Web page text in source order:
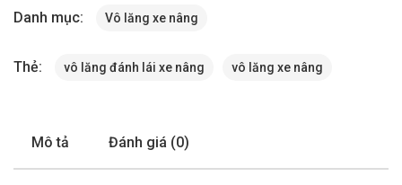
Danh mục: Vô lăng xe nâng
Thẻ: vô lăng đánh lái xe nâng vô lăng xe nâng
Mô tả Đánh giá (0)